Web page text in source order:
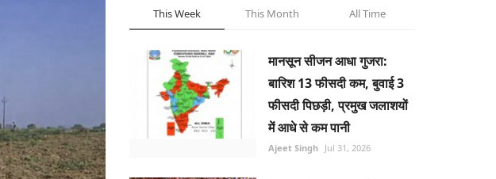
This Week This Month All Time
मानसून सीजन आधा गुजरा:
बारिश 13 फीसदी कम, बुवाई 3
फीसदी पिछड़ी, प्रमुख जलाशयों
में आधे से कम पानी
Ajeet Singh Jul 31, 2026